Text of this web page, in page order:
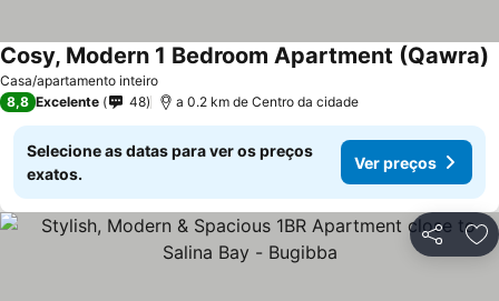
Casa/apartamento inteiro
Cosy, Modern 1 Bedroom Apartment (Qawra)
8,8 Excelente 48 a 0.2 km de Centro da cidade
Selecione as datas para ver os preços
exatos.
Ver preços
Partilhar